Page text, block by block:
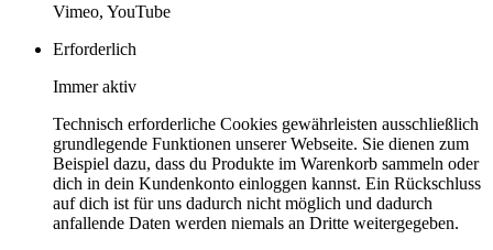
Vimeo, YouTube
Erforderlich
Immer aktiv
Technisch erforderliche Cookies gewährleisten ausschließlich
grundlegende Funktionen unserer Webseite. Sie dienen zum
Beispiel dazu, dass du Produkte im Warenkorb sammeln oder
dich in dein Kundenkonto einloggen kannst. Ein Rückschluss
auf dich ist für uns dadurch nicht möglich und dadurch
anfallende Daten werden niemals an Dritte weitergegeben.